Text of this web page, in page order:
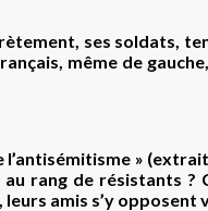
ses soldats,
même de
»
rang de résistants ?
amis s’y opposent